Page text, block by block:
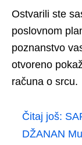
Ostvarili ste
poslovnom
poznanstvo
otvoreno
računa o srcu.
Čitaj još:
DŽANAN